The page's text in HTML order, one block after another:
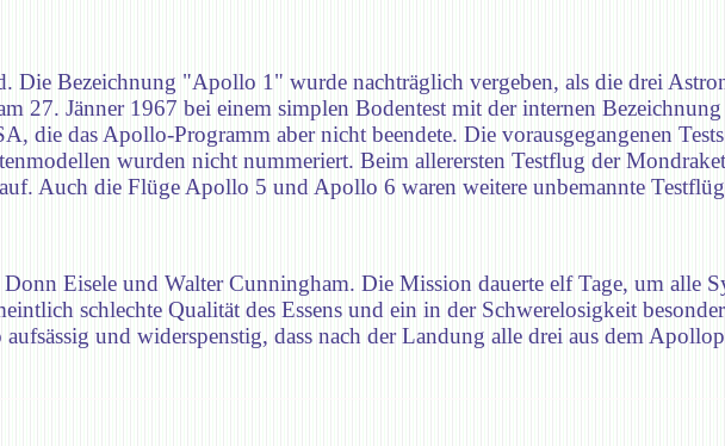
Die Bezeichnung "Apollo 1" wurde nachträglich vergeben, als die drei
27. Jänner 1967 bei einem simplen Bodentest mit der internen
die das Apollo-Programm aber nicht beendete. Die vorausgegangenen
wurden nicht nummeriert. Beim allerersten Testflug der
Auch die Flüge Apollo 5 und Apollo 6 waren weitere unbemannte
Eisele und Walter Cunningham. Die Mission dauerte elf Tage, um alle
schlechte Qualität des Essens und ein in der Schwerelosigkeit
und widerspenstig, dass nach der Landung alle drei aus dem